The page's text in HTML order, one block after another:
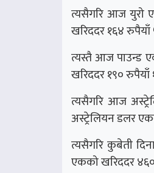
त्यसैगरि आज युरो
खरिददर १६४ रुपैयाँ
त्यस्तै आज पाउन्ड
खरिददर १९० रुपैयाँ
त्यसैगरि आज
अस्ट्रेलियन डलर
त्यसैगरि कुबेती
एकको खरिददर ४६०